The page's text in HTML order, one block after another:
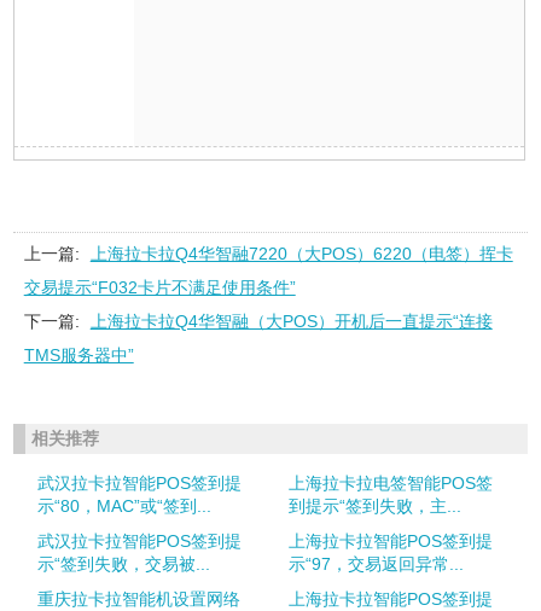
上一篇:
上海拉卡拉Q4华智融7220（大POS）6220（电签）挥卡
交易提示“F032卡片不满足使用条件”
下一篇:
上海拉卡拉Q4华智融（大POS）开机后一直提示“连接
TMS服务器中”
相关推荐
武汉拉卡拉智能POS签到提
示“80，MAC”或“签到...
上海拉卡拉电签智能POS签
到提示“签到失败，主...
武汉拉卡拉智能POS签到提
示“签到失败，交易被...
上海拉卡拉智能POS签到提
示“97，交易返回异常...
重庆拉卡拉智能机设置网络
上海拉卡拉智能POS签到提